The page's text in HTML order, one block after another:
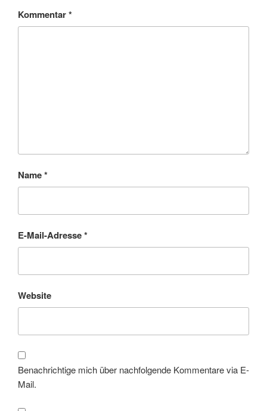
Kommentar*
Name*
E-Mail-Adresse*
Website
Benachrichtige mich über nachfolgende Kommentare via E-
Mail.